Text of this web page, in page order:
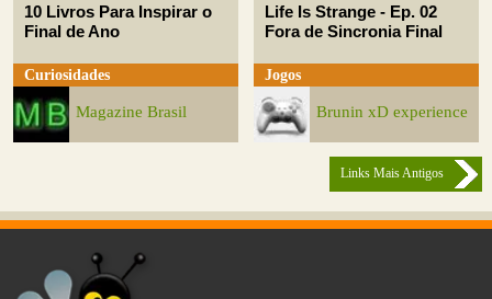
10 Livros Para Inspirar o
Final de Ano
Curiosidades
Magazine Brasil
Life Is Strange - Ep. 02
Fora de Sincronia Final
Jogos
Brunin xD experience
Links Mais Antigos